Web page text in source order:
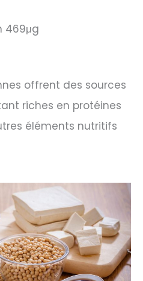
469μg
offrent des sources
riches en protéines
éléments nutritifs